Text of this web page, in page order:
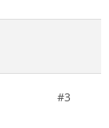
#3